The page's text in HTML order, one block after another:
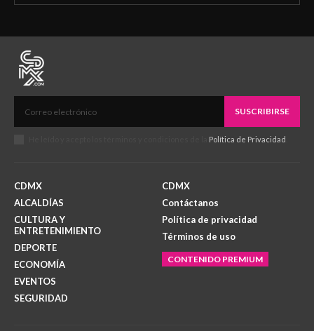
SUSCRIBIRSE
Política de Privacidad
CDMX
ALCALDÍAS
CULTURA Y
ENTRETENIMIENTO
DEPORTE
ECONOMÍA
EVENTOS
SEGURIDAD
CDMX
Contáctanos
Política de privacidad
Términos de uso
CONTENIDO PREMIUM